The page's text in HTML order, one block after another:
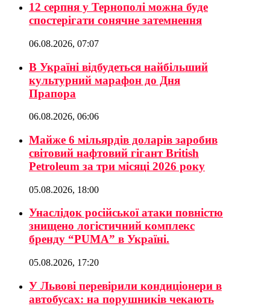
12 серпня у Тернополі можна буде
спостерігати сонячне затемнення
06.08.2026, 07:07
В Україні відбудеться найбільший
культурний марафон до Дня
Прапора
06.08.2026, 06:06
Майже 6 мільярдів доларів заробив
світовий нафтовий гігант British
Petroleum за три місяці 2026 року
05.08.2026, 18:00
Унаслідок російської атаки повністю
знищено логістичний комплекс
бренду “PUMA” в Україні.
05.08.2026, 17:20
У Львові перевірили кондиціонери в
автобусах: на порушників чекають